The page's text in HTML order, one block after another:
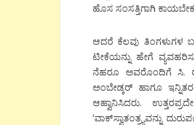
ಹೊಸ ಸಂಸತ್ತಿಗಾಗಿ ಕಾಯಬೇಕು
ಆದರೆ ಕೆಲವು ತಿಂಗಳುಗಳ
ಟೀಕೆಯನ್ನು ಹೇಗೆ
ನೆಹರೂ ಅವರೊಂದಿಗೆ ಸಿ.
ಅಂಬೇಡ್ಕರ್ ಹಾಗೂ
ಆಹ್ವಾನಿಸಿದರು.
‘ವಾಕ್‍ಸ್ವಾತಂತ್ರ್ಯವನ್ನು